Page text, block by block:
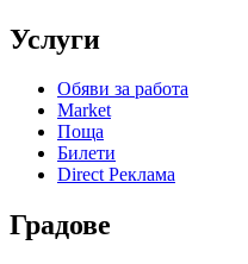
Услуги
Обяви за работа
Market
Поща
Билети
Direct Реклама
Градове